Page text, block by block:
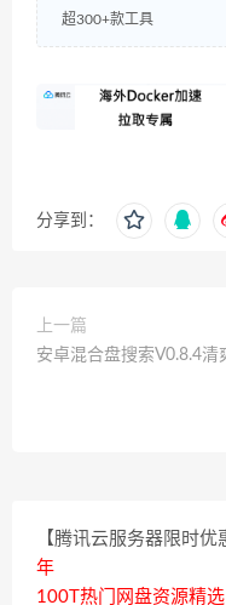
超300+款工具
分享到：
上一篇
安卓混合盘搜索V0.8.4清
【腾讯云服务器限时优
年
100T热门网盘资源精选